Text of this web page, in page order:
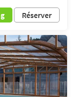
Réserver